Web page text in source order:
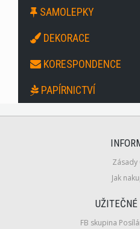
SAMOLEPKY
DEKORACE
KORESPONDENCE
PAPÍRNICTVÍ
Zásady
Jak
FB skupina